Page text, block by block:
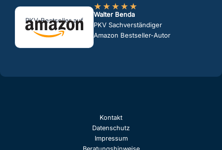
PKV-Bestseller auf
★★★★★
Walter Benda
PKV Sachverständiger
Amazon Bestseller-Autor
Kontakt
Datenschutz
Impressum